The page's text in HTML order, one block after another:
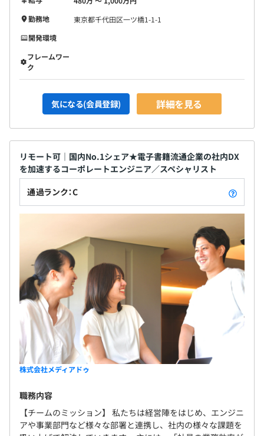
勤務地
東京都千代田区一ツ橋1-1-1
開発環境
フレームワー
ク
気になる(会員登録) 詳細を見る
リモート可｜国内No.1シェア★電子書籍流通企業の社内DX
を加速するコーポレートエンジニア／スペシャリスト
通過ランク：C
株式会社メディアドゥ
職務内容
【チームのミッション】 私たちは経営陣をはじめ、エンジニ
アや事業部門など様々な部署と連携し、社内の様々な課題を